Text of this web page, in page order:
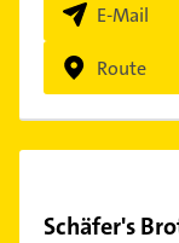
E-Mail
Route
Schäfer's